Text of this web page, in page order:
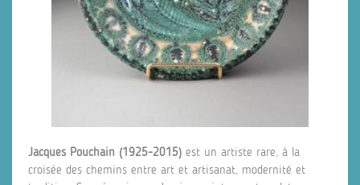
Jacques Pouchain (1925-2015) est un artiste rare, à la
croisée des chemins entre art et artisanat, modernité et